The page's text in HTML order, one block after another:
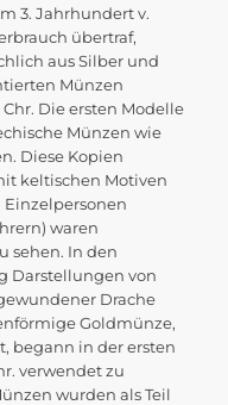
3. Jahrhundert v.
übertraf,
aus Silber und
Münzen
Die ersten Modelle
Münzen wie
Diese Kopien
keltischen Motiven
Einzelpersonen
waren
sehen. In den
Darstellungen von
Drache
Goldmünze,
begann in der ersten
verwendet zu
wurden als Teil